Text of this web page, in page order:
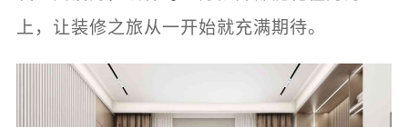
上，让装修之旅从一开始就充满期待。